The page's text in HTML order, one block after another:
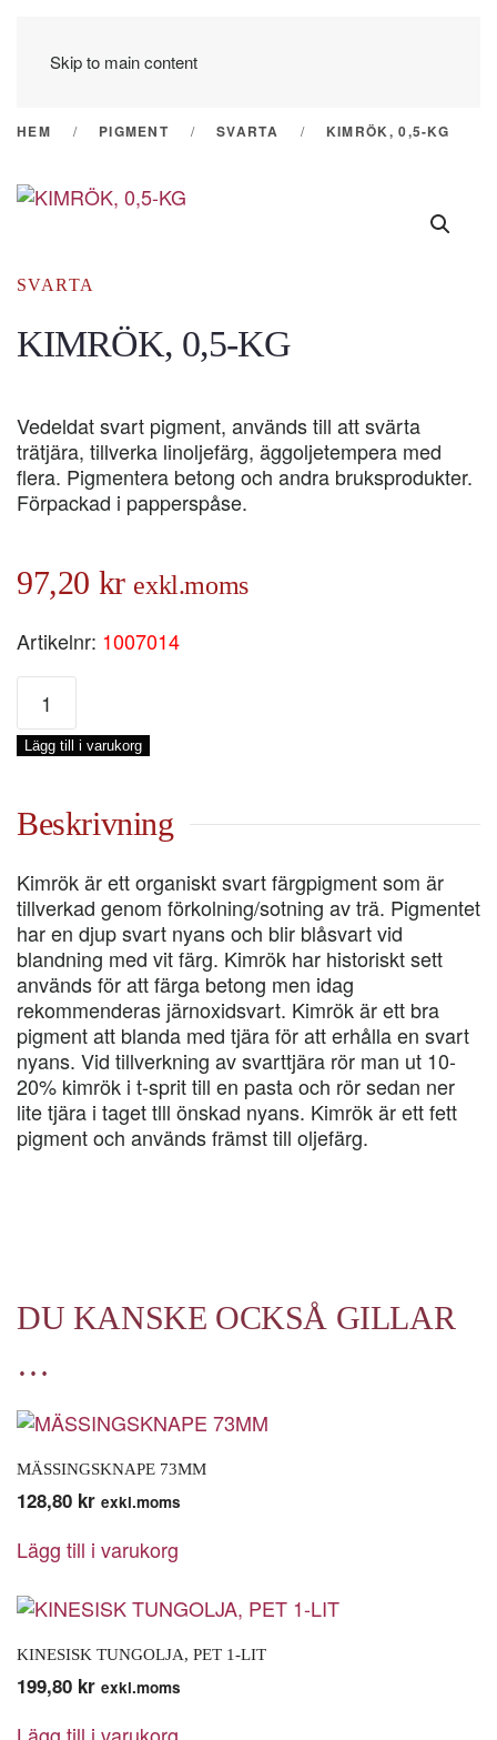
Skip to main content
HEM PIGMENT SVARTA KIMRÖK, 0,5-KG
SVARTA
KIMRÖK, 0,5-KG
Vedeldat svart pigment, används till att svärta
trätjära, tillverka linoljefärg, äggoljetempera med
flera. Pigmentera betong och andra bruksprodukter.
Förpackad i papperspåse.
97,20 kr exkl.moms
Artikelnr: 1007014
KIMRÖK,
0,5-
KG
mängd
Lägg till i varukorg
Beskrivning
Kimrök är ett organiskt svart färgpigment som är
tillverkad genom förkolning/sotning av trä. Pigmentet
har en djup svart nyans och blir blåsvart vid
blandning med vit färg. Kimrök har historiskt sett
används för att färga betong men idag
rekommenderas järnoxidsvart. Kimrök är ett bra
pigment att blanda med tjära för att erhålla en svart
nyans. Vid tillverkning av svarttjära rör man ut 10-
20% kimrök i t-sprit till en pasta och rör sedan ner
lite tjära i taget tlll önskad nyans. Kimrök är ett fett
pigment och används främst till oljefärg.
DU KANSKE OCKSÅ GILLAR
…
MÄSSINGSKNAPE 73MM
128,80 kr exkl.moms
Lägg till i varukorg
KINESISK TUNGOLJA, PET 1-LIT
199,80 kr exkl.moms